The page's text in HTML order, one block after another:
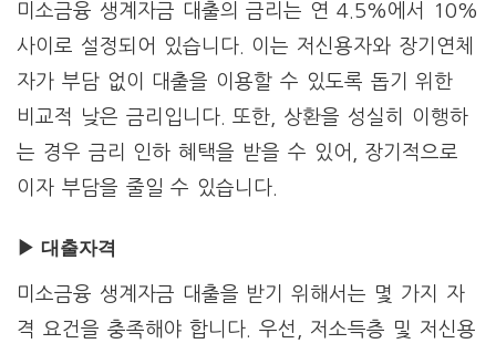
미소금융 생계자금 대출의 금리는 연 4.5%에서 10%
사이로 설정되어 있습니다. 이는 저신용자와 장기연체
자가 부담 없이 대출을 이용할 수 있도록 돕기 위한
비교적 낮은 금리입니다. 또한, 상환을 성실히 이행하
는 경우 금리 인하 혜택을 받을 수 있어, 장기적으로
이자 부담을 줄일 수 있습니다.
▶ 대출자격
미소금융 생계자금 대출을 받기 위해서는 몇 가지 자
격 요건을 충족해야 합니다. 우선, 저소득층 및 저신용